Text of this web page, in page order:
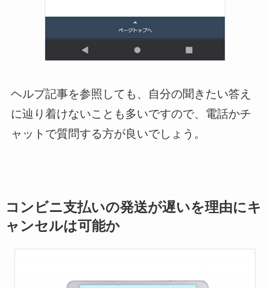
ヘルプ記事を参照しても、自分の聞きたい答え
に辿り着けないことも多いですので、電話かチ
ャットで質問する方が良いでしょう。
コンビニ支払いの発送が遅いを理由にキ
ャンセルは可能か